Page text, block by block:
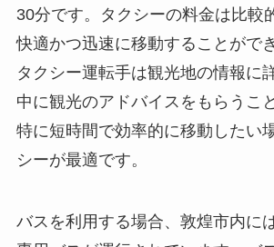
30分です。タクシーの料金は比較
快適かつ迅速に移動することがで
タクシー運転手は観光地の情報に
中に観光のアドバイスをもらうこ
特に短時間で効率的に移動したい
シーが最適です。
バスを利用する場合、敦煌市内に